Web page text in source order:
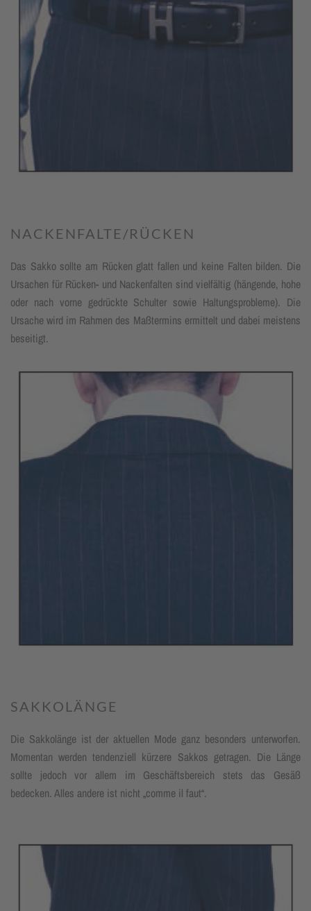
NACKENFALTE/RÜCKEN
Das Sakko sollte am Rücken glatt fallen und keine Falten bilden. Die
Ur­sachen für Rücken- und Nacken­falten sind vielfältig (hängende, hohe
oder nach vorne gedrückte Schulter sowie Haltungs­probleme). Die
Ursache wird im Rahmen des Maß­termins ermit­telt und dabei meistens
beseitigt.
SAKKOLÄNGE
Die Sakkolänge ist der aktuellen Mode ganz besonders unterworfen.
Momen­tan werden tendenziell kürzere Sakkos getragen. Die Länge
sollte jedoch vor allem im Geschäftsbereich stets das Gesäß
bedecken. Alles andere ist nicht „comme il faut“.